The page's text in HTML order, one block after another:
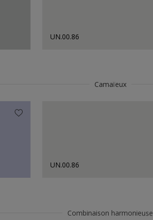
UN.00.86
Camaïeux
UN.00.86
Combinaison harmonieuse